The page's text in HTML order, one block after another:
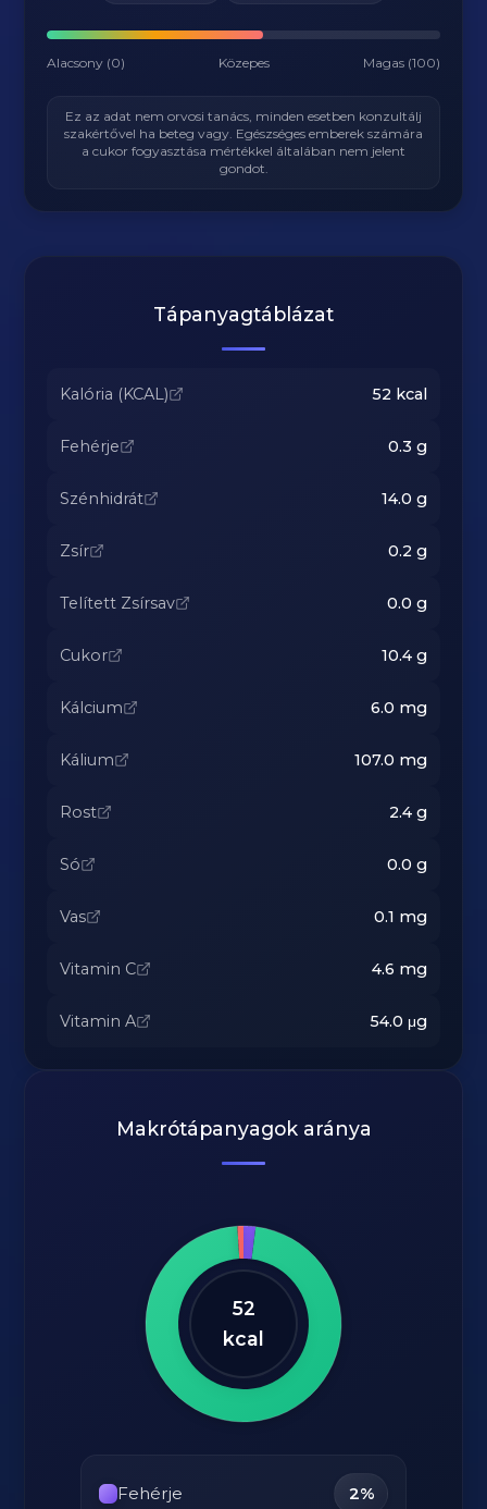
Alacsony (0) Közepes Magas (100)
Ez az adat nem orvosi tanács, minden esetben konzultálj
szakértővel ha beteg vagy. Egészséges emberek számára
a cukor fogyasztása mértékkel általában nem jelent
gondot.
Tápanyagtáblázat
Kalória (KCAL) 52 kcal
Fehérje 0.3 g
Szénhidrát 14.0 g
Zsír 0.2 g
Telített Zsírsav 0.0 g
Cukor 10.4g
Kálcium 6.0 mg
Kálium 107.0 mg
Rost 2.4g
Só 0.0 g
Vas 0.1 mg
Vitamin C 4.6 mg
Vitamin A 54.0 μg
Makrótápanyagok aránya
52
kcal
Fehérje 2%